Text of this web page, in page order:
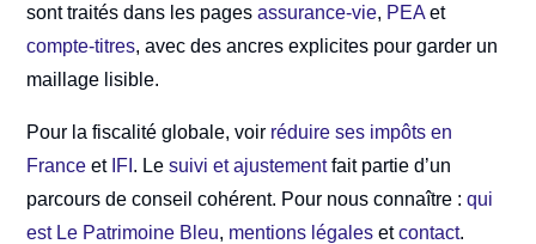
sont traités dans les pagesassurance-vie, PEA et
compte-titres, avec des ancres explicites pour garder un
maillage lisible.
Pour la fiscalité globale, voir réduire ses impôts en
France et IFI . Lesuivi et ajustementfait partie d’un
parcours de conseil cohérent. Pour nous connaître :qui
est Le Patrimoine Bleu, mentions légales etcontact.